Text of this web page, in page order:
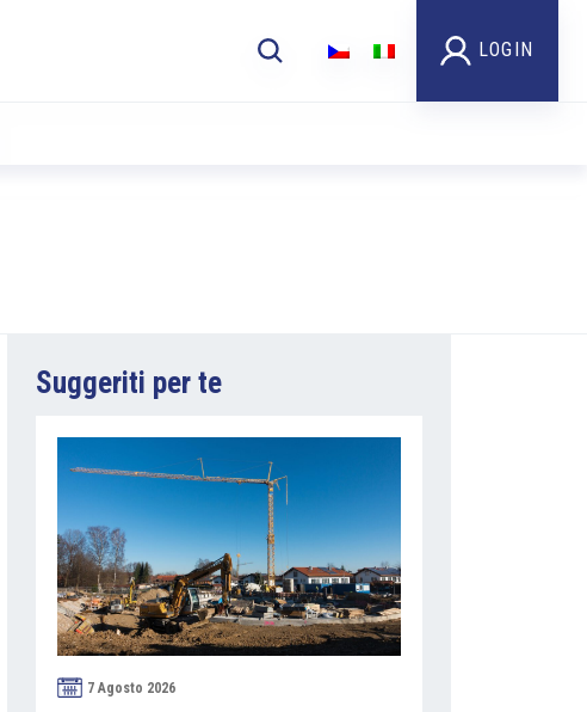
LOGIN
Suggeriti per te
7 Agosto 2026